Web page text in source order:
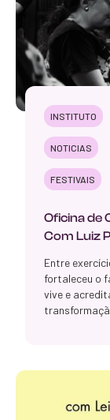
INSTITUTO
NOTICIAS
FESTIVAIS
Oficina de
Com Luiz
Entre
fortaleceu o
vive e